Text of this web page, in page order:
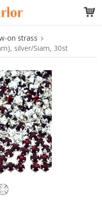
i varukorgen
on strass
silver/Siam, 30st